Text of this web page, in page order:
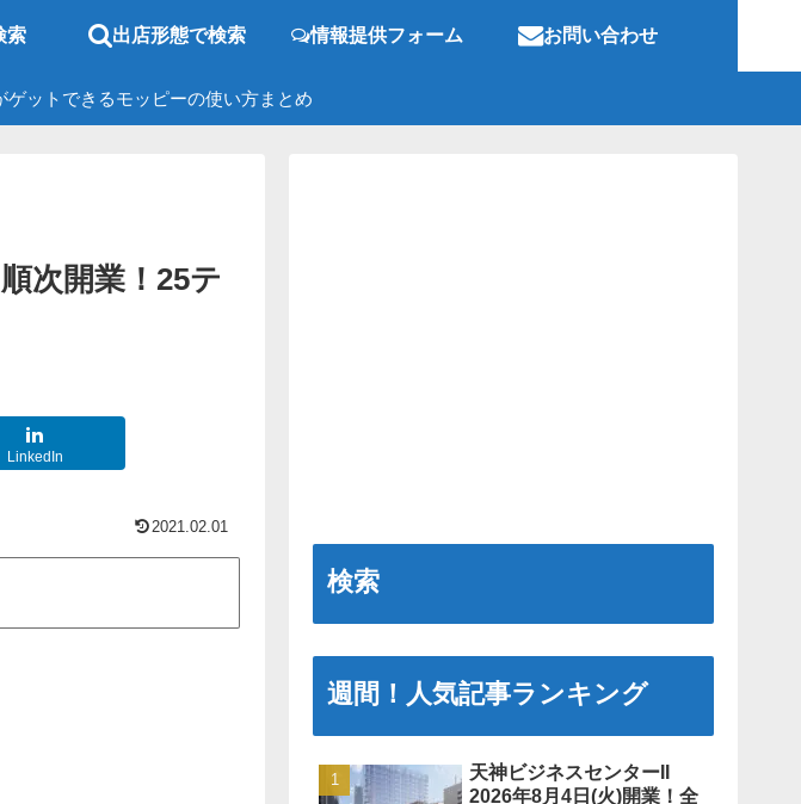
索 出店形態で検索 情報提供フォーム お問い合わせ
ゲットできるモッピーの使い方まとめ
次開業！25テ
LinkedIn
2021.02.01
検索
週間！人気記事ランキング
天神ビジネスセンターII
2026年8月4日(火)開業！全